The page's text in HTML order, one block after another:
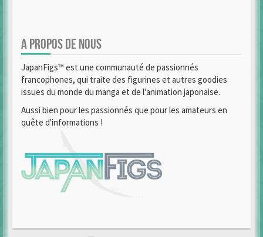
A PROPOS DE NOUS
JapanFigs™ est une communauté de passionnés
francophones, qui traite des figurines et autres goodies
issues du monde du manga et de l'animation japonaise.
Aussi bien pour les passionnés que pour les amateurs en
quête d'informations !